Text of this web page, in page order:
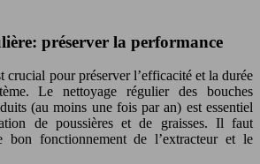
préserver la performance
crucial pour préserver l’efficacité et la durée
Le nettoyage régulier des bouches
(au moins une fois par an) est essentiel
de poussières et de graisses. Il faut
bon fonctionnement de l’extracteur et le